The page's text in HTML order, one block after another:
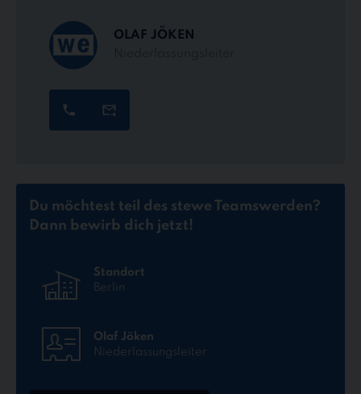
OLAF JÖKEN
Du möchtest teil des stewe Teamswerden?
Dann bewirb dich jetzt!
Standort
Berlin
Olaf Jöken
Niederlassungsleiter